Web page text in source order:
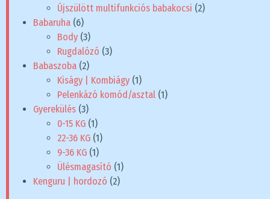
Újszülött multifunkciós babakocsi (2)
Babaruha (6)
Body (3)
Rugdalózó (3)
Babaszoba (2)
Kiságy | Kombiágy (1)
Pelenkázó komód/asztal (1)
Gyerekülés (3)
0-15 KG (1)
22-36 KG (1)
9-36 KG (1)
Ülésmagasító (1)
Kenguru | hordozó (2)